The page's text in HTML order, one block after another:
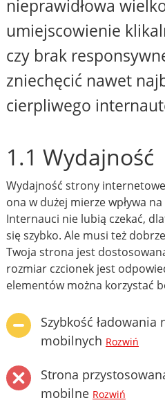
nieprawidłowa
umiejscowienie
czy brak
zniechęcić nawet
cierpliwego
1.1 Wydajność
Wydajność strony
ona w dużej mierze wpływa
Internauci nie lubią czekać,
się szybko. Ale musi też
Twoja strona jest
rozmiar czcionek jest
elementów można korzystać
Szybkość ładowania
mobilnych Rozwiń
Strona
mobilne Rozwiń